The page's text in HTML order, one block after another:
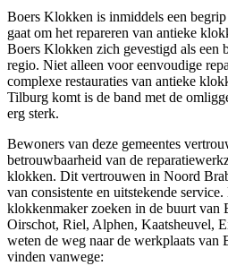
Boers Klokken is inmiddels een
gaat om het repareren van antieke
Boers Klokken zich gevestigd als een
regio. Niet alleen voor eenvoudige
complexe restauraties van antieke
Tilburg komt is de band met de
erg sterk.
Bewoners van deze gemeentes
betrouwbaarheid van de
klokken. Dit vertrouwen in Noord
van consistente en uitstekende
klokkenmaker zoeken in de buurt van
Oirschot, Riel, Alphen, Kaatsheuvel,
weten de weg naar de werkplaats van
vinden vanwege: